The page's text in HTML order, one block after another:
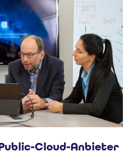
Cloud-Anbieter